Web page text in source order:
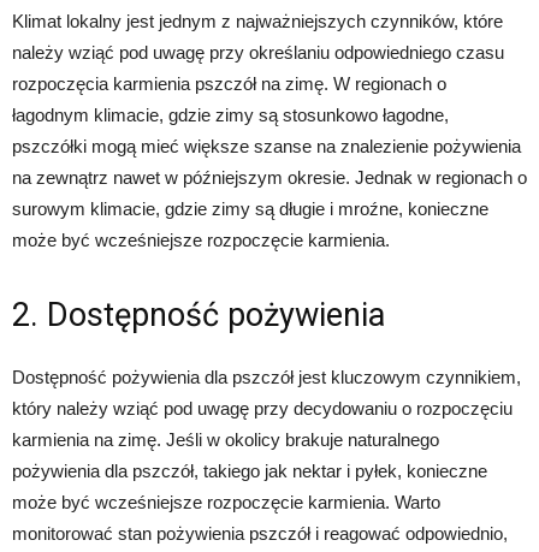
Klimat lokalny jest jednym z najważniejszych czynników, które
należy wziąć pod uwagę przy określaniu odpowiedniego czasu
rozpoczęcia karmienia pszczół na zimę. W regionach o
łagodnym klimacie, gdzie zimy są stosunkowo łagodne,
pszczółki mogą mieć większe szanse na znalezienie pożywienia
na zewnątrz nawet w późniejszym okresie. Jednak w regionach o
surowym klimacie, gdzie zimy są długie i mroźne, konieczne
może być wcześniejsze rozpoczęcie karmienia.
2. Dostępność pożywienia
Dostępność pożywienia dla pszczół jest kluczowym czynnikiem,
który należy wziąć pod uwagę przy decydowaniu o rozpoczęciu
karmienia na zimę. Jeśli w okolicy brakuje naturalnego
pożywienia dla pszczół, takiego jak nektar i pyłek, konieczne
może być wcześniejsze rozpoczęcie karmienia. Warto
monitorować stan pożywienia pszczół i reagować odpowiednio,